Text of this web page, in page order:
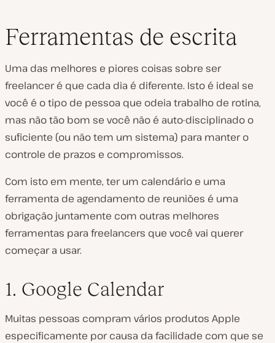
Ferramentas de escrita
Uma das melhores e piores coisas sobre ser
freelancer é que cada dia é diferente. Isto é ideal se
você é o tipo de pessoa que odeia trabalho de rotina,
mas não tão bom se você não é auto-disciplinado o
suficiente (ou não tem um sistema) para manter o
controle de prazos e compromissos.
Com isto em mente, ter um calendário e uma
ferramenta de agendamento de reuniões é uma
obrigação juntamente com outras melhores
ferramentas para freelancers que você vai querer
começar a usar.
1. Google Calendar
Muitas pessoas compram vários produtos Apple
especificamente por causa da facilidade com que se